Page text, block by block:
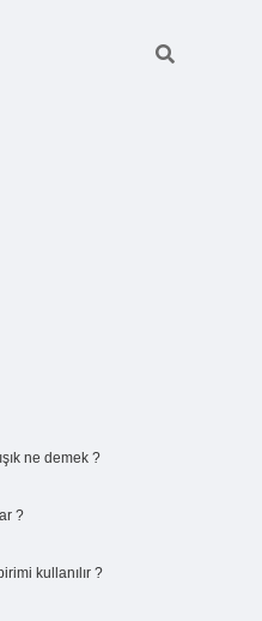
ne demek ?
?
kullanılır ?